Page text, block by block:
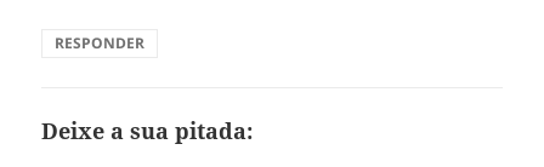
RESPONDER
Deixe a sua pitada: